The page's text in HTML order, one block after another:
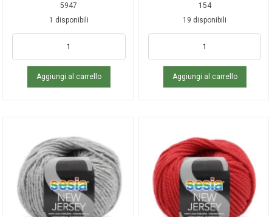
5947
1 disponibili
Aggiungi al carrello
154
19 disponibili
Aggiungi al carrello